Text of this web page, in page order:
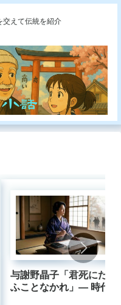
交えて伝統を紹介
与謝野晶子「君死にたま
ふことなかれ」― 時代に